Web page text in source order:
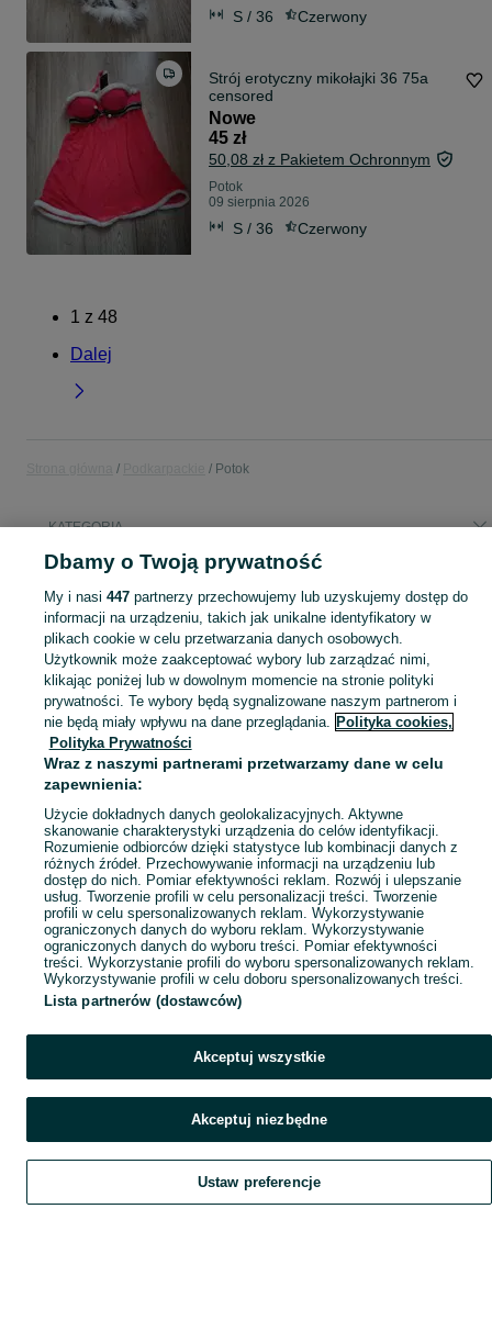
S / 36 Czerwony
Strój erotyczny mikołajki 36 75a
censored
Nowe
45 zł
50,08 zł z Pakietem Ochronnym
Potok
09 sierpnia 2026
S / 36 Czerwony
1 z 48
Dalej
Potok
KATEGORIA
Popularne wyszukiwania
biurko łóżko hybryda
Skorzystaj z największego serwisu ogłoszeniowego - Potok i okolice! Kupuj to, czego pragniesz i sprzedawaj to, czego już nie potrzebujesz! Zobacz
Mapa kategorii
Mapa miejscowości
Mapa ministron
Popularne wyszukiwania
Szukaj Obserwujesz Dodaj Czat Konto
Dbamy o Twoją prywatność
My i nasi 447partnerzy przechowujemy lub uzyskujemy dostęp do
informacji na urządzeniu, takich jak unikalne identyfikatory w
plikach cookie w celu przetwarzania danych osobowych.
Użytkownik może zaakceptować wybory lub zarządzać nimi,
klikając poniżej lub w dowolnym momencie na stronie polityki
prywatności. Te wybory będą sygnalizowane naszym partnerom i
nie będą miały wpływu na dane przeglądania. Polityka cookies,
Polityka Prywatności
Wraz z naszymi partnerami przetwarzamy dane w celu
zapewnienia:
Użycie dokładnych danych geolokalizacyjnych. Aktywne
skanowanie charakterystyki urządzenia do celów identyfikacji.
Rozumienie odbiorców dzięki statystyce lub kombinacji danych z
różnych źródeł. Przechowywanie informacji na urządzeniu lub
dostęp do nich. Pomiar efektywności reklam. Rozwój i ulepszanie
usług. Tworzenie profili w celu personalizacji treści. Tworzenie
profili w celu spersonalizowanych reklam. Wykorzystywanie
ograniczonych danych do wyboru reklam. Wykorzystywanie
ograniczonych danych do wyboru treści. Pomiar efektywności
treści. Wykorzystanie profili do wyboru spersonalizowanych reklam.
Wykorzystywanie profili w celu doboru spersonalizowanych treści.
Lista partnerów (dostawców)
Akceptuj wszystkie
Akceptuj niezbędne
Ustaw preferencje